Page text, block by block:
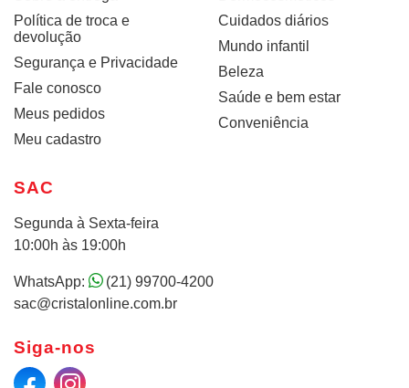
Política de troca e
devolução
Segurança e Privacidade
Fale conosco
Meus pedidos
Meu cadastro
Cuidados diários
Mundo infantil
Beleza
Saúde e bem estar
Conveniência
SAC
Segunda à Sexta-feira
10:00h às 19:00h
WhatsApp:
(21) 99700-4200
sac@cristalonline.com.br
Siga-nos